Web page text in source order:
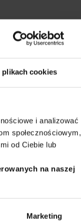
plikach cookies
i analizować
społecznościowym,
od Ciebie lub
na naszej
Marketing